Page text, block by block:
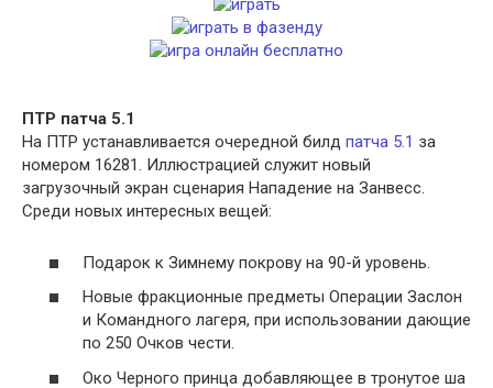
ПТР патча 5.1
На ПТР устанавливается очередной билд патча 5.1 за
номером 16281. Иллюстрацией служит новый
загрузочный экран сценария Нападение на Занвесс.
Среди новых интересных вещей:
Подарок к Зимнему покрову на 90-й уровень.
Новые фракционные предметы Операции Заслон
и Командного лагеря, при использовании дающие
по 250 Очков чести.
Око Черного принца добавляющее в тронутое ша